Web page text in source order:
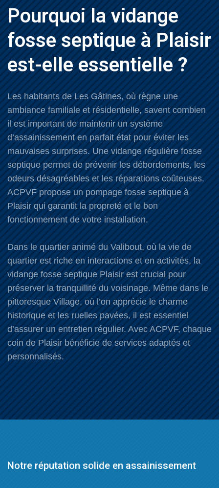
Pourquoi la vidange
fosse septique à Plaisir
est-elle essentielle ?
Les habitants de Les Gâtines, où règne une
ambiance familiale et résidentielle, savent combien
il est important de maintenir un système
d’assainissement en parfait état pour éviter les
mauvaises surprises. Une vidange régulière fosse
septique permet de prévenir les débordements, les
odeurs désagréables et les réparations coûteuses.
ACPVF propose un pompage fosse septique à
Plaisir qui garantit la propreté et le bon
fonctionnement de votre installation.
Dans le quartier animé du Valibout, où la vie de
quartier est riche en interactions et en activités, la
vidange fosse septique Plaisir est crucial pour
préserver la tranquillité du voisinage. Même dans le
pittoresque Village, où l’on apprécie le charme
historique et les ruelles pavées, il est essentiel
d’assurer un entretien régulier. Avec ACPVF, chaque
coin de Plaisir bénéficie de services adaptés et
personnalisés.
Notre réputation solide en assainissement